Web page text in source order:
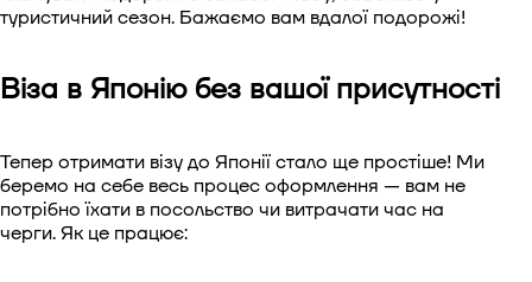
туристичний сезон. Бажаємо вам вдалої подорожі!
Віза в Японію без вашої присутності
Тепер отримати візу до Японії стало ще простіше! Ми
беремо на себе весь процес оформлення — вам не
потрібно їхати в посольство чи витрачати час на
черги. Як це працює: